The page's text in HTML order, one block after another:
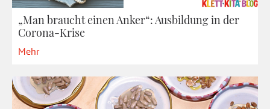
„Man braucht einen Anker“: Ausbildung in der
Corona-Krise
Mehr